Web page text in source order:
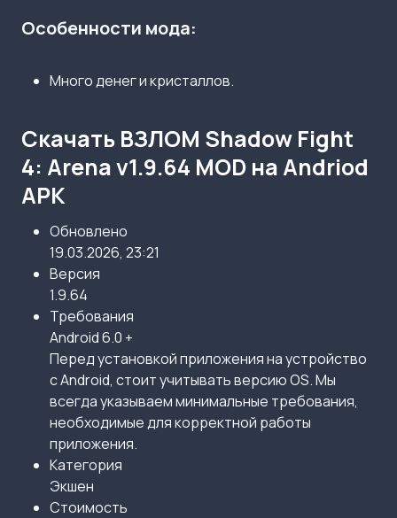
Особенности мода:
Много денег и кристаллов.
Скачать ВЗЛОМ Shadow Fight
4: Arena v1.9.64 MOD на Andriod
APK
Обновлено
19.03.2026, 23:21
Версия
1.9.64
Требования
Android 6.0 +
Перед установкой приложения на устройство
с Android, стоит учитывать версию OS. Мы
всегда указываем минимальные требования,
необходимые для корректной работы
приложения.
Категория
Экшен
Стоимость